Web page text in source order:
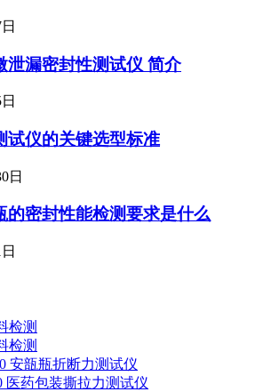
泄漏密封性测试仪 简介
试仪的关键选型标准
日
的密封性能检测要求是什么
检测
检测
安瓿瓶折断力测试仪
医药包装撕拉力测试仪